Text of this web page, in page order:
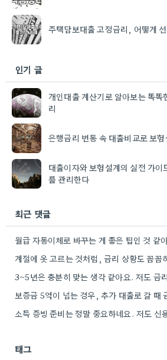
주택담보대출 고정금리, 어떻게
인기 글
개인대출 계산기로 알아보는 똑똑
리
은행금리 변동 속 대출비교로 보
대출이자와 보험설계의 실전 가이
를 관리한다
최근 댓글
태그